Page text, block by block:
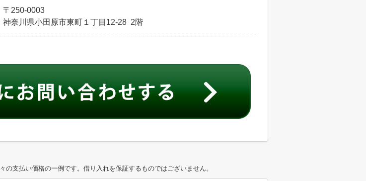
〒250-0003
神奈川県小田原市東町１丁目12-28 2階
の支払い価格の一例です。借り入れを保証するものではございません。